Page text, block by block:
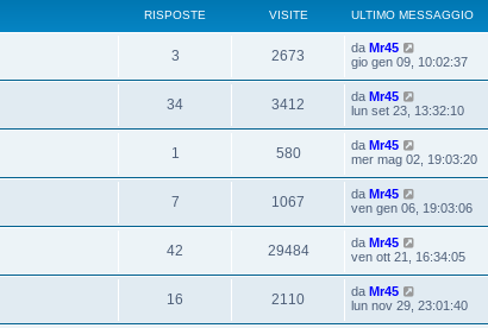
RISPOSTE VISITE ULTIMO MESSAGGIO
3 2673 da Mr45
gio gen 09, 10:02:37
34 3412 da Mr45
lun set 23, 13:32:10
1 580 da Mr45
mer mag 02, 19:03:20
7 1067 da Mr45
ven gen 06, 19:03:06
42 29484 da Mr45
ven ott 21, 16:34:05
16 2110 da Mr45
lun nov 29, 23:01:40